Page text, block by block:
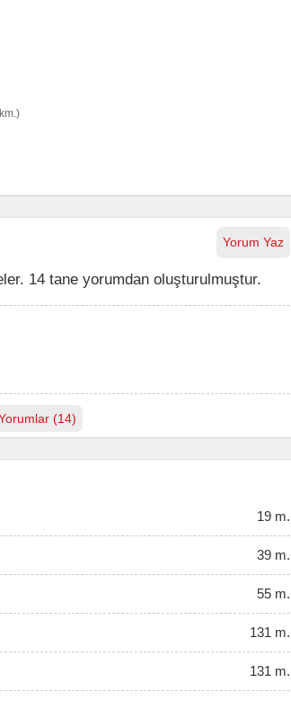
Yorum Yaz
14 tane yorumdan oluşturulmuştur.
(14)
19 m.
39 m.
55 m.
131 m.
131 m.